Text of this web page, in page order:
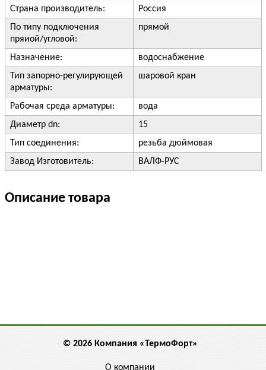
Страна производитель:
Россия
По типу подключения
пряиой/угловой:
прямой
Назначение:
водоснабжение
Тип запорно-регулирующей
арматуры:
шаровой кран
Рабочая среда арматуры:
вода
Диаметр dn:
15
Тип соединения:
резьба дюймовая
Завод Изготовитель:
ВАЛФ-РУС
Описание товара
© 2026 Компания «ТермоФорт»
О компании